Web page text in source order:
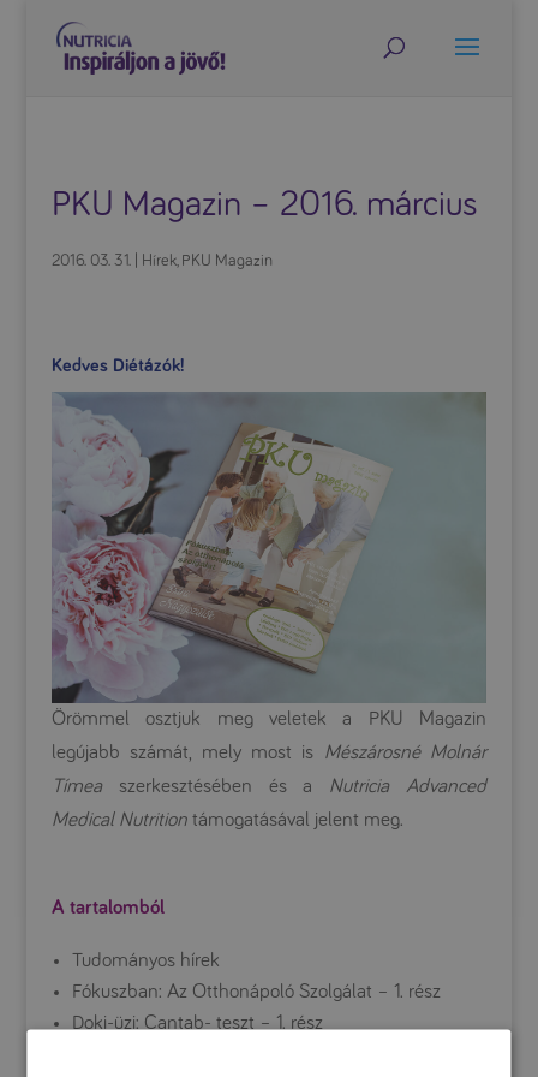
PKU Magazin – 2016. március
2016. 03. 31.| Hírek, PKU Magazin
Kedves Diétázók!
Örömmel osztjuk meg veletek a PKU Magazin
legújabb számát, mely most is Mészárosné Molnár
Tímeaszerkesztésében és a Nutricia Advanced
Medical Nutritiontámogatásával jelent meg.
A tartalomból
Tudományos hírek
Fókuszban: Az Otthonápoló Szolgálat – 1. rész
Doki-üzi: Cantab- teszt – 1. rész